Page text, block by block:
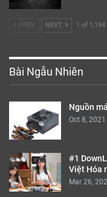
PREV NEXT 1 of 1,194
Bài Ngẫu Nhiên
Nguồn
Oct 8, 2021
#1
Việt Hóa
Mar 26,